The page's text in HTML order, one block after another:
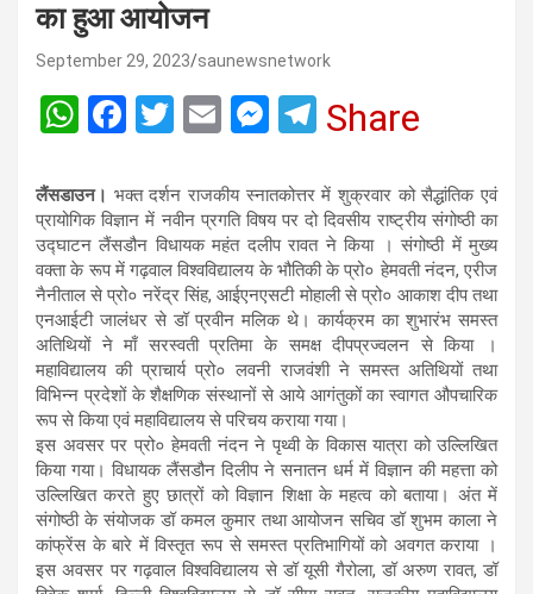
का हुआ आयोजन
September 29, 2023 saunewsnetwork
W
at
s
A
p
p
F
ce
b
o
o
k
T
tt
er
E
ail
M
se
n
g
er
T
e
gr
a
m
Share
लैंसडाउन। भक्त दर्शन राजकीय स्नातकोत्तर में शुक्रवार को सैद्धांतिक एवं
प्रायोगिक विज्ञान में नवीन प्रगति विषय पर दो दिवसीय राष्ट्रीय संगोष्ठी का
उद्घाटन लैंसडौन विधायक महंत दलीप रावत ने किया । संगोष्ठी में मुख्य
वक्ता के रूप में गढ़वाल विश्वविद्यालय के भौतिकी के प्रो० हेमवती नंदन, एरीज
नैनीताल से प्रो० नरेंद्र सिंह, आईएनएसटी मोहाली से प्रो० आकाश दीप तथा
एनआईटी जालंधर से डॉ प्रवीन मलिक थे। कार्यक्रम का शुभारंभ समस्त
अतिथियों ने माँ सरस्वती प्रतिमा के समक्ष दीपप्रज्वलन से किया ।
महाविद्यालय की प्राचार्य प्रो० लवनी राजवंशी ने समस्त अतिथियों तथा
विभिन्न प्रदेशों के शैक्षणिक संस्थानों से आये आगंतुकों का स्वागत औपचारिक
रूप से किया एवं महाविद्यालय से परिचय कराया गया।
इस अवसर पर प्रो० हेमवती नंदन ने पृथ्वी के विकास यात्रा को उल्लिखित
किया गया। विधायक लैंसडौन दिलीप ने सनातन धर्म में विज्ञान की महत्ता को
उल्लिखित करते हुए छात्रों को विज्ञान शिक्षा के महत्व को बताया। अंत में
संगोष्ठी के संयोजक डॉ कमल कुमार तथा आयोजन सचिव डॉ शुभम काला ने
कांफ्रेंस के बारे में विस्तृत रूप से समस्त प्रतिभागियों को अवगत कराया ।
इस अवसर पर गढ़वाल विश्वविद्यालय से डॉ यूसी गैरोला, डॉ अरुण रावत, डॉ